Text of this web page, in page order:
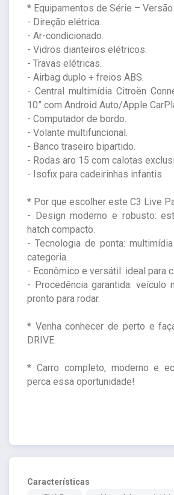
* Equipamentos de Série –
- Direção elétrica.
- Ar-condicionado.
- Vidros dianteiros elétricos.
- Travas elétricas.
- Airbag duplo + freios ABS.
- Central multimídia Citroën
10” com Android Auto/Apple
- Computador de bordo.
- Volante multifuncional.
- Banco traseiro bipartido.
- Rodas aro 15 com calotas
- Isofix para cadeirinhas infantis.
* Por que escolher este C3 Live
- Design moderno e robusto:
hatch compacto.
- Tecnologia de ponta:
categoria.
- Econômico e versátil: ideal para
- Procedência garantida: veículo
pronto para rodar.
* Venha conhecer de perto e
DRIVE.
* Carro completo, moderno e
perca essa oportunidade!
Características